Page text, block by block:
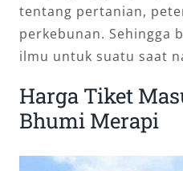
tentang pertanian,
perkebunan. Sehingga
ilmu untuk suatu saat
Harga Tiket
Bhumi Merapi